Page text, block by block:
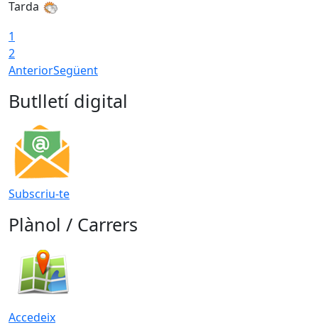
Tarda
1
2
AnteriorSegüent
Butlletí digital
Subscriu-te
Plànol / Carrers
Accedeix